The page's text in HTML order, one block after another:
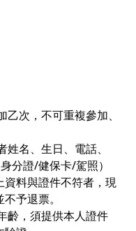
次，不可重複參加、
名、生日、電話、
分證/健保卡/駕照）
資料與證件不符者，現
予退票。
齡，須提供本人證件